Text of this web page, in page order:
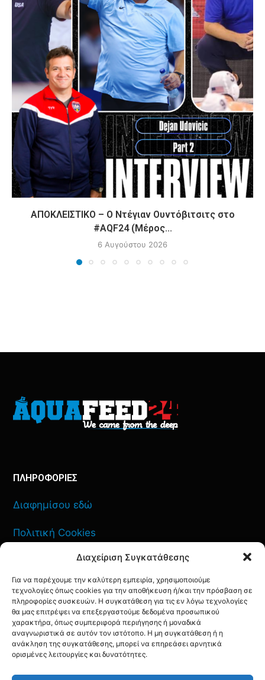
Διαχείριση Συγκατάθεσης
Για να παρέχουμε την καλύτερη εμπειρία, χρησιμοποιούμε
τεχνολογίες όπως cookies για την αποθήκευση ή/και την πρόσβαση σε
πληροφορίες συσκευών. Η συγκατάθεση για τις εν λόγω τεχνολογίες
θα μας επιτρέψει να επεξεργαστούμε δεδομένα προσωπικού
χαρακτήρα, όπως συμπεριφορά περιήγησης ή μοναδικά
αναγνωριστικά σε αυτόν τον ιστότοπο. Η μη συγκατάθεση ή η
ανάκληση της συγκατάθεσης, μπορεί να επηρεάσει αρνητικά
ορισμένες λειτουργίες και δυνατότητες.
ΑΠΟΚΛΕΙΣΤΙΚΟ – Ο Ντέγιαν Ουντόβιτσιτς στο
#AQF24 (Μέρος...
6 Αυγούστου 2026
ΠΛΗΡΟΦΟΡΙΕΣ
Διαφημίσου εδώ
Πολιτική Cookies
Πολιτική Απορρήτου
ΕΠΙΚΟΙΝΩΝΙΑ